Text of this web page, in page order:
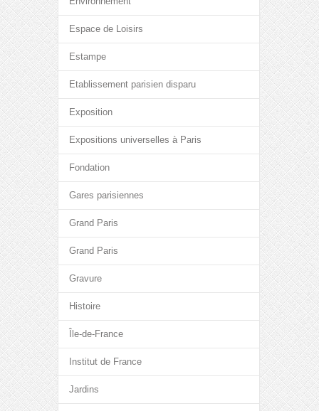
Espace de Loisirs
Estampe
Etablissement parisien disparu
Exposition
Expositions universelles à Paris
Fondation
Gares parisiennes
Grand Paris
Grand Paris
Gravure
Histoire
Île-de-France
Institut de France
Jardins